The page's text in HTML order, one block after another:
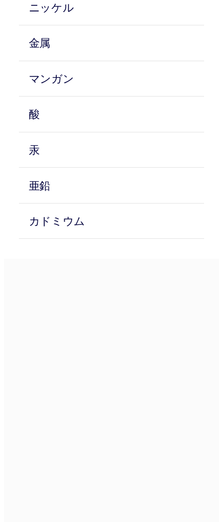
ニッケル
金属
マンガン
酸
汞
亜鉛
カドミウム